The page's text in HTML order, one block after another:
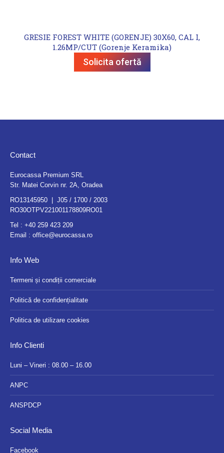
GRESIE FOREST WHITE (GORENJE) 30X60, CAL I,
1.26MP/CUT (Gorenje Keramika)
Solicita ofertă
Contact
Eurocassa Premium SRL
Str. Matei Corvin nr. 2A, Oradea
RO13145950 | J05 / 1700 / 2003
RO30OTPV221001178809RO01
Tel : +40 259 423 209
Email : office@eurocassa.ro
Info Web
Termeni și condiții comerciale
Politică de confidențialitate
Politica de utilizare cookies
Info Clienti
Luni – Vineri : 08.00 – 16.00
ANPC
ANSPDCP
Social Media
Facebook